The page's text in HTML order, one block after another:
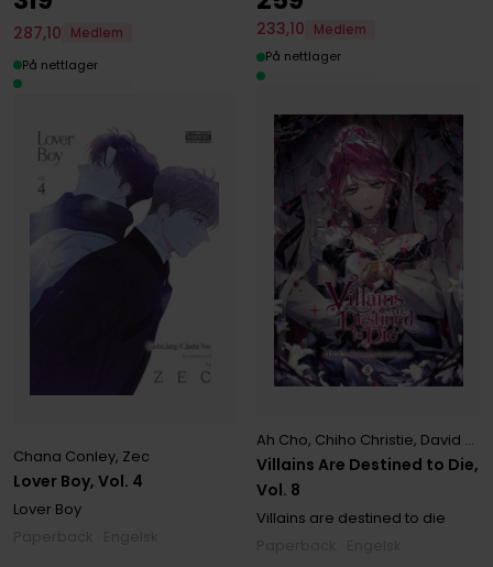
Lover Boy, Vol. 4
Chana Conley, Zec
Lover Boy
287,10
Medlem
På nettlager
Villains Are Destined to Die,
Vol. 8
Ah Cho, Chiho Christie, David Odell
Villains are destined to die
233,10
Medlem
På nettlager